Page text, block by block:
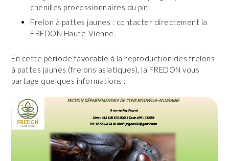
chenilles processionnaires du pin
Frelon à pattes jaunes : contacter directement la
FREDON Haute-Vienne.
En cette période favorable à la reproduction des frelons
à pattes jaunes (frelons asiatiques), la FREDON vous
partage quelques informations :